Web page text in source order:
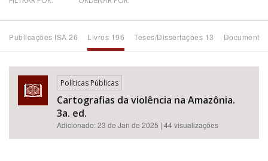
Tema
Subtema
Área de Levantamento
Área Protegida
Publicações ISA 26 Livros 196 Teses/Dissertações 13
Políticas Públicas
Cartografias da violência na Amazônia.
3a. ed.
Adicionado:23 de Jan de 2025 | 44 visualizações